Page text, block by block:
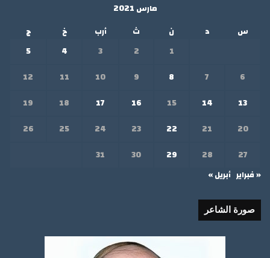
مارس 2021
س
د ن ث أرب خ
ج
1
2
3
4
5
6
7
8
9
10
11
12
13
14
15
16
17
18
19
20
21
22
23
24
25
26
27
28
29
30
31
« فبراير أبريل »
صورة الشاعر